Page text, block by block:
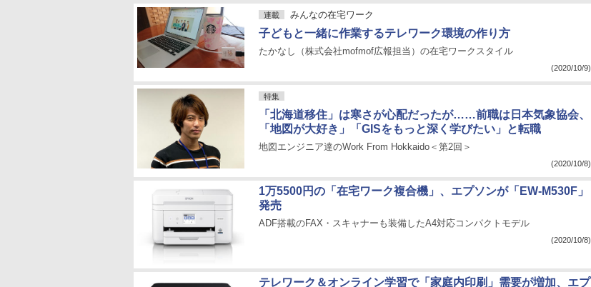
連載 みんなの在宅ワーク
子どもと一緒に作業するテレワーク環境の作り方
たかなし（株式会社mofmof広報担当）の在宅ワークスタイル
(2020/10/9)
特集
「北海道移住」は寒さが心配だったが……前職は日本気象協会、
「地図が大好き」「GISをもっと深く学びたい」と転職
地図エンジニア達のWork From Hokkaido＜第2回＞
(2020/10/8)
1万5500円の「在宅ワーク複合機」、エプソンが「EW-M530F」
発売
ADF搭載のFAX・スキャナーも装備したA4対応コンパクトモデル
(2020/10/8)
テレワーク＆オンライン学習で「家庭内印刷」需要が増加、エプ